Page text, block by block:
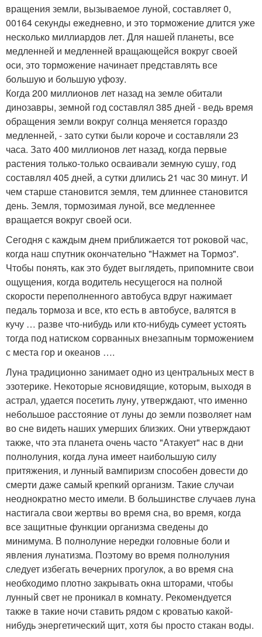
вращения земли, вызываемое луной, составляет 0,
00164 секунды ежедневно, и это торможение длится уже
несколько миллиардов лет. Для нашей планеты, все
медленней и медленней вращающейся вокруг своей
оси, это торможение начинает представлять все
большую и большую уфозу.
Когда 200 миллионов лет назад на земле обитали
динозавры, земной год составлял 385 дней - ведь время
обращения земли вокруг солнца меняется гораздо
медленней, - зато сутки были короче и составляли 23
часа. Зато 400 миллионов лет назад, когда первые
растения только-только осваивали земную сушу, год
составлял 405 дней, а сутки длились 21 час 30 минут. И
чем старше становится земля, тем длиннее становится
день. Земля, тормозимая луной, все медленнее
вращается вокруг своей оси.
Сегодня с каждым днем приближается тот роковой час,
когда наш спутник окончательно "Нажмет на Тормоз".
Чтобы понять, как это будет выглядеть, припомните свои
ощущения, когда водитель несущегося на полной
скорости переполненного автобуса вдруг нажимает
педаль тормоза и все, кто есть в автобусе, валятся в
кучу … разве что-нибудь или кто-нибудь сумеет устоять
тогда под натиском сорванных внезапным торможением
с места гор и океанов ….
Луна традиционно занимает одно из центральных мест в
эзотерике. Некоторые ясновидящие, которым, выходя в
астрал, удается посетить луну, утверждают, что именно
небольшое расстояние от луны до земли позволяет нам
во сне видеть наших умерших близких. Они утверждают
также, что эта планета очень часто "Атакует" нас в дни
полнолуния, когда луна имеет наибольшую силу
притяжения, и лунный вампиризм способен довести до
смерти даже самый крепкий организм. Такие случаи
неоднократно место имели. В большинстве случаев луна
настигала свои жертвы во время сна, во время, когда
все защитные функции организма сведены до
минимума. В полнолуние нередки головные боли и
явления лунатизма. Поэтому во время полнолуния
следует избегать вечерних прогулок, а во время сна
необходимо плотно закрывать окна шторами, чтобы
лунный свет не проникал в комнату. Рекомендуется
также в такие ночи ставить рядом с кроватью какой-
нибудь энергетический щит, хотя бы просто стакан воды.